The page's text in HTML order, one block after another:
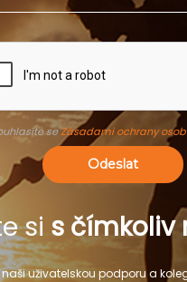
seZásadami ochrany
Odeslat
si s čímkoliv
naši uživatelskou podporu a